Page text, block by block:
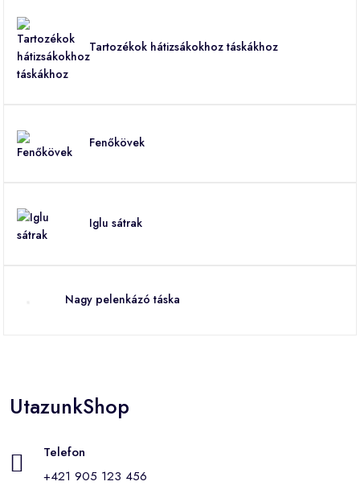
Tartozékok hátizsákokhoz táskákhoz
Fenőkövek
Iglu sátrak
Nagy pelenkázó táska
UtazunkShop
Telefon
+421 905 123 456